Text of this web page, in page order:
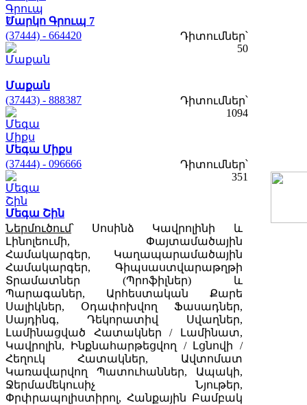
Մարկո Գրուպ 7
Դիտումներ՝
50
(37444) - 664420
Մաքան
Դիտումներ՝
1094
(37443) - 888387
Մեգա Միքս
Դիտումներ՝
351
(37444) - 096666
Մեգա Շին
Ներմուծում՝ Սոսինձ Կավրոլինի և
Լինոլեումի, Փայտամածային
Համակարգեր, Կաղապարամածային
Համակարգեր, Գիպսաստվարաթղթի
Տրամատներ (Պրոֆիլներ) և
Պարագաներ, Արհեստական Քարե
Սալիկներ, Օդափոխվող Ֆասադներ,
Սայդինգ, Դեկորատիվ Սվաղներ,
Լամինացված Հատակներ / Լամինատ,
Կավրոլին, Ինքնահարթեցվող / Լցնովի /
Հեղուկ Հատակներ, Ավտոմատ
Կառավարվող Պատուհաններ, Ապակի,
Ջերմամեկուսիչ Նյութեր,
Փրփրապոլիստիրոլ, Հանքային Բամբակ